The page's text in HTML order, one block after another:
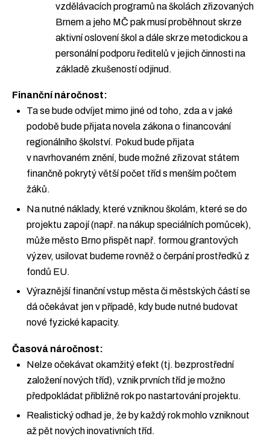
vzdělávacích programů na školách zřizovaných
Brnem a jeho MČ pak musí proběhnout skrze
aktivní oslovení škol a dále skrze metodickou a
personální podporu ředitelů v jejich činnosti na
základě zkušeností odjinud.
Finanční náročnost:
Ta se bude odvíjet mimo jiné od toho, zda a v jaké
podobě bude přijata novela zákona o financování
regionálního školství. Pokud bude přijata
v navrhovaném znění, bude možné zřizovat státem
finančně pokrytý větší počet tříd s menším počtem
žáků.
Na nutné náklady, které vzniknou školám, které se do
projektu zapojí (např. na nákup speciálních pomůcek),
může město Brno přispět např. formou grantových
výzev, usilovat budeme rovněž o čerpání prostředků z
fondů EU.
Výraznější finanční vstup města či městských částí se
dá očekávat jen v případě, kdy bude nutné budovat
nové fyzické kapacity.
Časová náročnost:
Nelze očekávat okamžitý efekt (tj. bezprostřední
založení nových tříd), vznik prvních tříd je možno
předpokládat přibližně rok po nastartování projektu.
Realistický odhad je, že by každý rok mohlo vzniknout
až pět nových inovativních tříd.